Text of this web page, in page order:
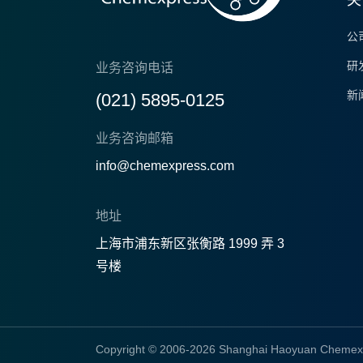
业务咨询电话
(021) 5895-0125
业务咨询邮箱
info@chemexpress.com
地址
上海市浦东新区张衡路 1999 弄 3
号楼
公
研
新
Copyright © 2006-2026 Shanghai Haoyuan